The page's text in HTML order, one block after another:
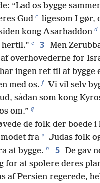
“Lad os bygge
Gud c ligesom I gør,
kong Asarhaddon d
e 3 Men
overhovederne for
ingen ret til at bygge
med os. f Vi vil selv
sådan som kong
om.” g
de folk der boede i
fra * Judas folk
at bygge. h 5 De gav
for at spolere deres
af Persien regerede,